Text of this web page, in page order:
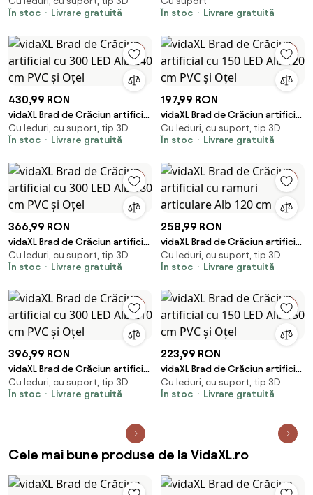
Oțel
În stoc
Livrare gratuită
cm
În stoc
Livrare gratuită
430,99 RON
vidaXL Brad de Crăciun artificial
cu 300 LED Alb 240 cm PVC și
Oțel
Cu leduri, cu suport, tip 3D
În stoc
Livrare gratuită
197,99 RON
vidaXL Brad de Crăciun artificial
cu 150 LED Alb 120 cm PVC și
Oțel
Cu leduri, cu suport, tip 3D
În stoc
Livrare gratuită
366,99 RON
vidaXL Brad de Crăciun artificial
cu 300 LED Alb 180 cm PVC și
Oțel
Cu leduri, cu suport, tip 3D
În stoc
Livrare gratuită
258,99 RON
vidaXL Brad de Crăciun artificial
cu ramuri articulare Alb 120 cm
Cu leduri, cu suport, tip 3D
În stoc
Livrare gratuită
396,99 RON
vidaXL Brad de Crăciun artificial
cu 300 LED Alb 210 cm PVC și
Oțel
Cu leduri, cu suport, tip 3D
În stoc
Livrare gratuită
223,99 RON
vidaXL Brad de Crăciun artificial
cu 150 LED Alb 150 cm PVC și
Oțel
Cu leduri, cu suport, tip 3D
În stoc
Livrare gratuită
Cele mai bune produse de la VidaXL.ro